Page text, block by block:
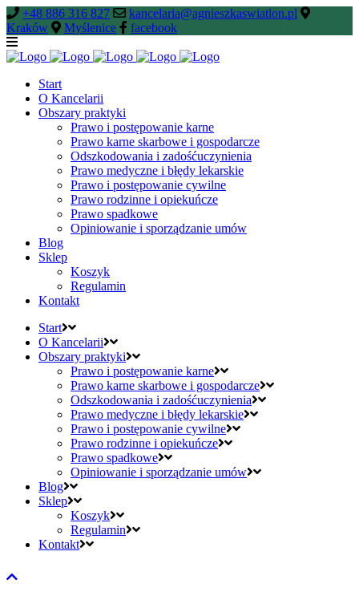
+48 886 316 827
kancelaria@agnieszkaswiatlon.pl
Kraków
Myślenice facebook
Start
O Kancelarii
Obszary praktyki
Prawo i postępowanie karne
Prawo karne skarbowe i gospodarcze
Odszkodowania i zadośćuczynienia
Prawo medyczne i błędy lekarskie
Prawo i postępowanie cywilne
Prawo rodzinne i opiekuńcze
Prawo spadkowe
Opiniowanie i sporządzanie umów
Blog
Sklep
Koszyk
Regulamin
Kontakt
Start
O Kancelarii
Obszary praktyki
Prawo i postępowanie karne
Prawo karne skarbowe i gospodarcze
Odszkodowania i zadośćuczynienia
Prawo medyczne i błędy lekarskie
Prawo i postępowanie cywilne
Prawo rodzinne i opiekuńcze
Prawo spadkowe
Opiniowanie i sporządzanie umów
Blog
Sklep
Koszyk
Regulamin
Kontakt